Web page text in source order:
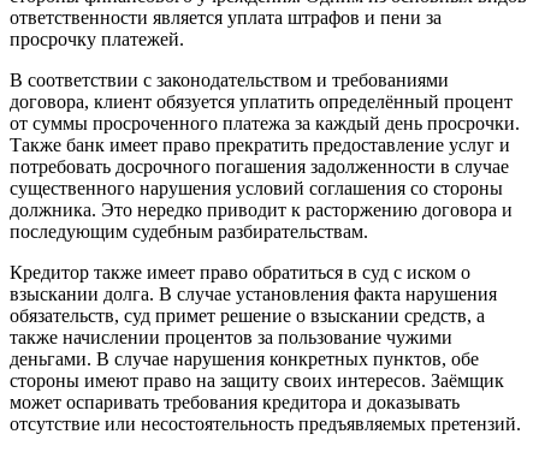
ответственности является уплата штрафов и пени за
просрочку платежей.
В соответствии с законодательством и требованиями
договора, клиент обязуется уплатить определённый процент
от суммы просроченного платежа за каждый день просрочки.
Также банк имеет право прекратить предоставление услуг и
потребовать досрочного погашения задолженности в случае
существенного нарушения условий соглашения со стороны
должника. Это нередко приводит к расторжению договора и
последующим судебным разбирательствам.
Кредитор также имеет право обратиться в суд с иском о
взыскании долга. В случае установления факта нарушения
обязательств, суд примет решение о взыскании средств, а
также начислении процентов за пользование чужими
деньгами. В случае нарушения конкретных пунктов, обе
стороны имеют право на защиту своих интересов. Заёмщик
может оспаривать требования кредитора и доказывать
отсутствие или несостоятельность предъявляемых претензий.